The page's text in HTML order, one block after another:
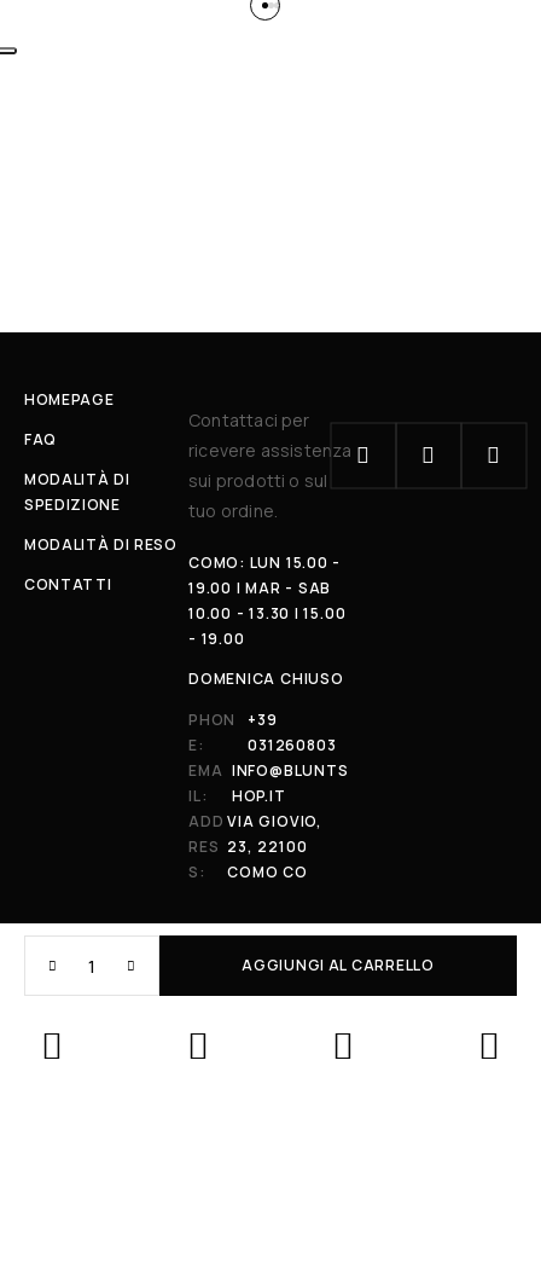
AGGIUNGI AL CARRELLO
HOMEPAGE
FAQ
MODALITÀ DI
SPEDIZIONE
MODALITÀ DI RESO
CONTATTI
Contattaci per
ricevere assistenza
sui prodotti o sul
tuo ordine.
COMO: LUN 15.00 -
19.00 | MAR - SAB
10.00 - 13.30 | 15.00
- 19.00
DOMENICA CHIUSO
PHON
E:
+39
031260803
EMA
IL:
INFO@BLUNTS
HOP.IT
ADD
RES
S:
VIA GIOVIO,
23, 22100
COMO CO
01848590038